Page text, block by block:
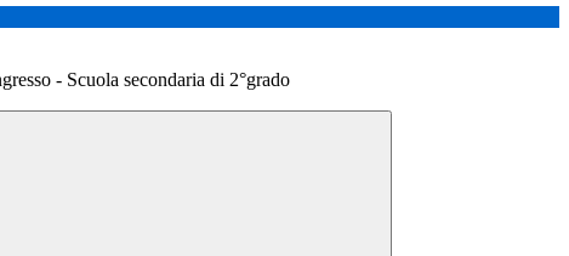
- Scuola secondaria di 2°grado